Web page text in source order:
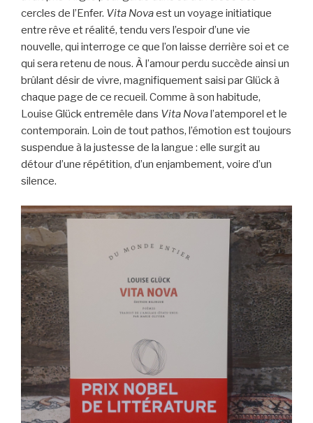
cercles de l’Enfer. Vita Novaest un voyage initiatique
entre rêve et réalité, tendu vers l’espoir d’une vie
nouvelle, qui interroge ce que l’on laisse derrière soi et ce
qui sera retenu de nous. À l’amour perdu succède ainsi un
brûlant désir de vivre, magnifiquement saisi par Glück à
chaque page de ce recueil. Comme à son habitude,
Louise Glück entremêle dans Vita Noval’atemporel et le
contemporain. Loin de tout pathos, l’émotion est toujours
suspendue à la justesse de la langue : elle surgit au
détour d’une répétition, d’un enjambement, voire d’un
silence.